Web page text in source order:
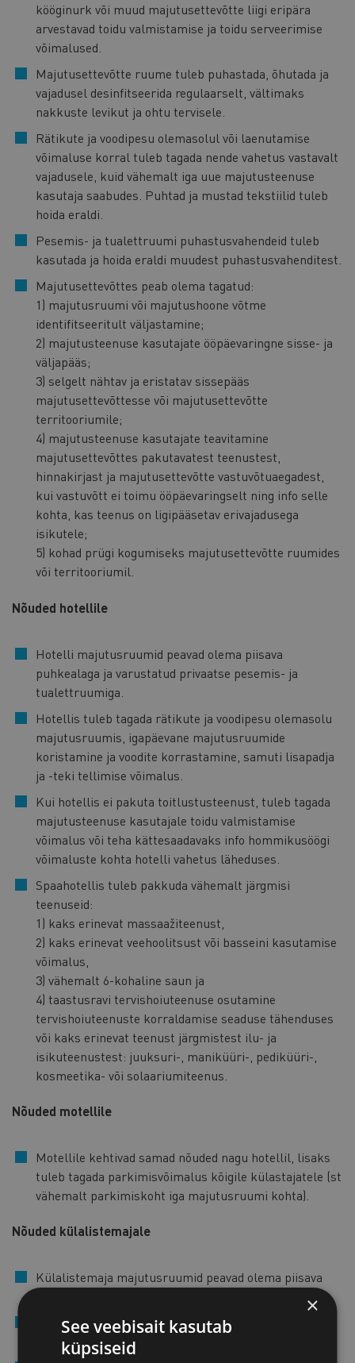
kööginurk või muud majutusettevõtte liigi eripära
arvestavad toidu valmistamise ja toidu serveerimise
võimalused.
Majutusettevõtte ruume tuleb puhastada, õhutada ja
vajadusel desinfitseerida regulaarselt, vältimaks
nakkuste levikut ja ohtu tervisele.
Rätikute ja voodipesu olemasolul või laenutamise
võimaluse korral tuleb tagada nende vahetus vastavalt
vajadusele, kuid vähemalt iga uue majutusteenuse
kasutaja saabudes. Puhtad ja mustad tekstiilid tuleb
hoida eraldi.
Pesemis- ja tualettruumi puhastusvahendeid tuleb
kasutada ja hoida eraldi muudest puhastusvahenditest.
Majutusettevõttes peab olema tagatud:
1) majutusruumi või majutushoone võtme
identifitseeritult väljastamine;
2) majutusteenuse kasutajate ööpäevaringne sisse- ja
väljapääs;
3) selgelt nähtav ja eristatav sissepääs
majutusettevõttesse või majutusettevõtte
territooriumile;
4) majutusteenuse kasutajate teavitamine
majutusettevõttes pakutavatest teenustest,
hinnakirjast ja majutusettevõtte vastuvõtuaegadest,
kui vastuvõtt ei toimu ööpäevaringselt ning info selle
kohta, kas teenus on ligipääsetav erivajadusega
isikutele;
5) kohad prügi kogumiseks majutusettevõtte ruumides
või territooriumil.
Nõuded hotellile
Hotelli majutusruumid peavad olema piisava
puhkealaga ja varustatud privaatse pesemis- ja
tualettruumiga.
Hotellis tuleb tagada rätikute ja voodipesu olemasolu
majutusruumis, igapäevane majutusruumide
koristamine ja voodite korrastamine, samuti lisapadja
ja -teki tellimise võimalus.
Kui hotellis ei pakuta toitlustusteenust, tuleb tagada
majutusteenuse kasutajale toidu valmistamise
võimalus või teha kättesaadavaks info hommikusöögi
võimaluste kohta hotelli vahetus läheduses.
Spaahotellis tuleb pakkuda vähemalt järgmisi
teenuseid:
1) kaks erinevat massaažiteenust,
2) kaks erinevat veehoolitsust või basseini kasutamise
võimalus,
3) vähemalt 6-kohaline saun ja
4) taastusravi tervishoiuteenuse osutamine
tervishoiuteenuste korraldamise seaduse tähenduses
või kaks erinevat teenust järgmistest ilu- ja
isikuteenustest: juuksuri-, maniküüri-, pediküüri-,
kosmeetika- või solaariumiteenus.
Nõuded motellile
Motellile kehtivad samad nõuded nagu hotellil, lisaks
tuleb tagada parkimisvõimalus kõigile külastajatele (st
vähemalt parkimiskoht iga majutusruumi kohta).
Nõuded külalistemajale
Külalistemaja majutusruumid peavad olema piisava
Külalistemajas tuleb tagada rätikute ja voodipesu
olemasolu majutusruumis.
×
See veebisait kasutab
küpsiseid